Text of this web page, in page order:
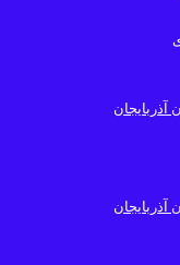
آذربایجان
آذربایجان